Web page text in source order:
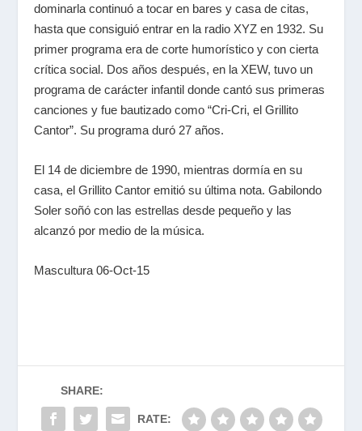
dominarla continuó a tocar en bares y casa de citas,
hasta que consiguió entrar en la radio XYZ en 1932. Su
primer programa era de corte humorístico y con cierta
crítica social. Dos años después, en la XEW, tuvo un
programa de carácter infantil donde cantó sus primeras
canciones y fue bautizado como “Cri-Cri, el Grillito
Cantor”. Su programa duró 27 años.
El 14 de diciembre de 1990, mientras dormía en su
casa, el Grillito Cantor emitió su última nota. Gabilondo
Soler soñó con las estrellas desde pequeño y las
alcanzó por medio de la música.
Mascultura 06-Oct-15
SHARE:
RATE: